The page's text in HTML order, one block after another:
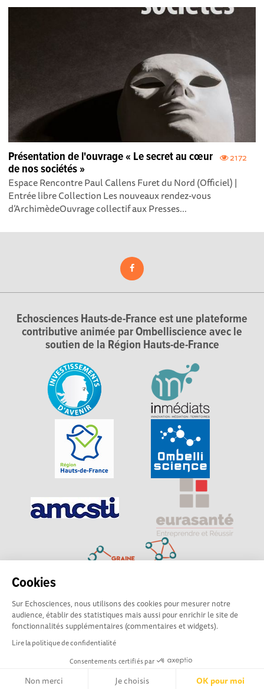
Cookies
Sur Echosciences, nous utilisons des cookies pour mesurer notre
audience, établir des statistiques mais aussi pour enrichir le site de
fonctionnalités supplémentaires (commentaires et widgets).
Lire la politique de confidentialité
Consentements certifiés par
Non merci Je choisis OK pour moi
2172
Présentation de l'ouvrage « Le secret au cœur
de nos sociétés »
Espace Rencontre Paul Callens Furet du Nord (Officiel) |
Entrée libre Collection Les nouveaux rendez-vous
d’ArchimèdeOuvrage collectif aux Presses...
Echosciences Hauts-de-France est une plateforme
contributive animée par Ombelliscience avec le
soutien de la Région Hauts-de-France
Explorer, s’exprimer, rentrer en contact : Echosciences
Hauts-de-France est le réseau social des amateurs de
sciences et de technologies du territoire
Mentions légales|Politique de confidentialité
Ligne éditoriale